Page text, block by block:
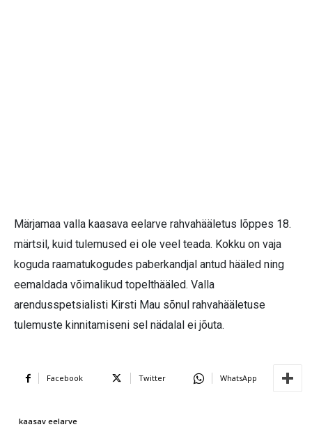
Märjamaa valla kaasava eelarve rahvahääletus lõppes 18.
märtsil, kuid tulemused ei ole veel teada. Kokku on vaja
koguda raamatukogudes paberkandjal antud hääled ning
eemaldada võimalikud topelthääled. Valla
arendusspetsialisti Kirsti Mau sõnul rahvahääletuse
tulemuste kinnitamiseni sel nädalal ei jõuta.
Facebook Twitter WhatsApp
kaasav eelarve